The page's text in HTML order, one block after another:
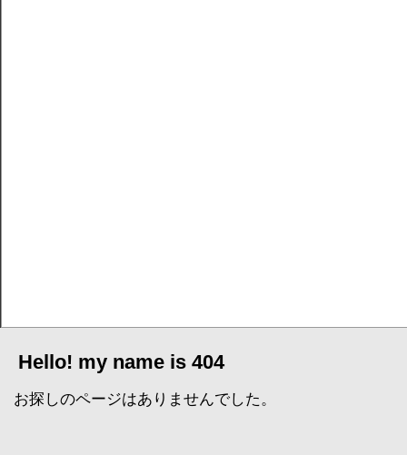
Hello! my name is 404
お探しのページはありませんでした。